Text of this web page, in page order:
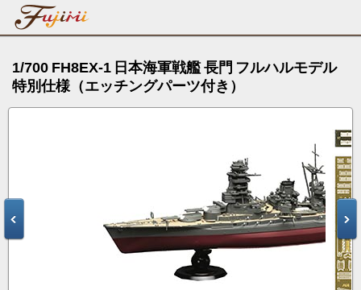
1/700 FH8EX-1 日本海軍戦艦 長門 フルハルモデル
特別仕様（エッチングパーツ付き）